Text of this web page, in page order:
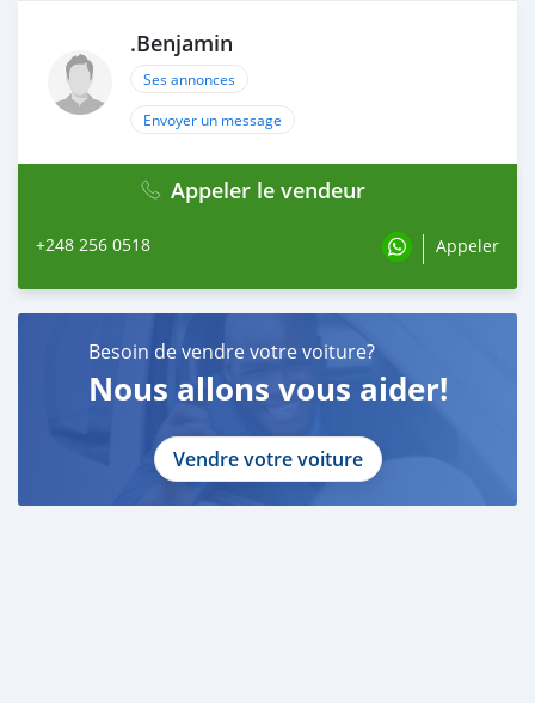
.Benjamin
Ses annonces
Envoyer un message
Appeler le vendeur
+248 256 0518 Appeler
Besoin de vendre votre voiture?
Nous allons vous aider!
Vendre votre voiture